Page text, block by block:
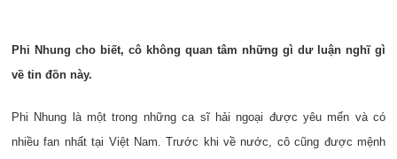
Phi Nhung cho biết, cô không quan tâm những gì dư luận nghĩ gì
về tin đồn này.
Phi Nhung là một trong những ca sĩ hải ngoại được yêu mến và có
nhiều fan nhất tại Việt Nam. Trước khi về nước, cô cũng được mệnh